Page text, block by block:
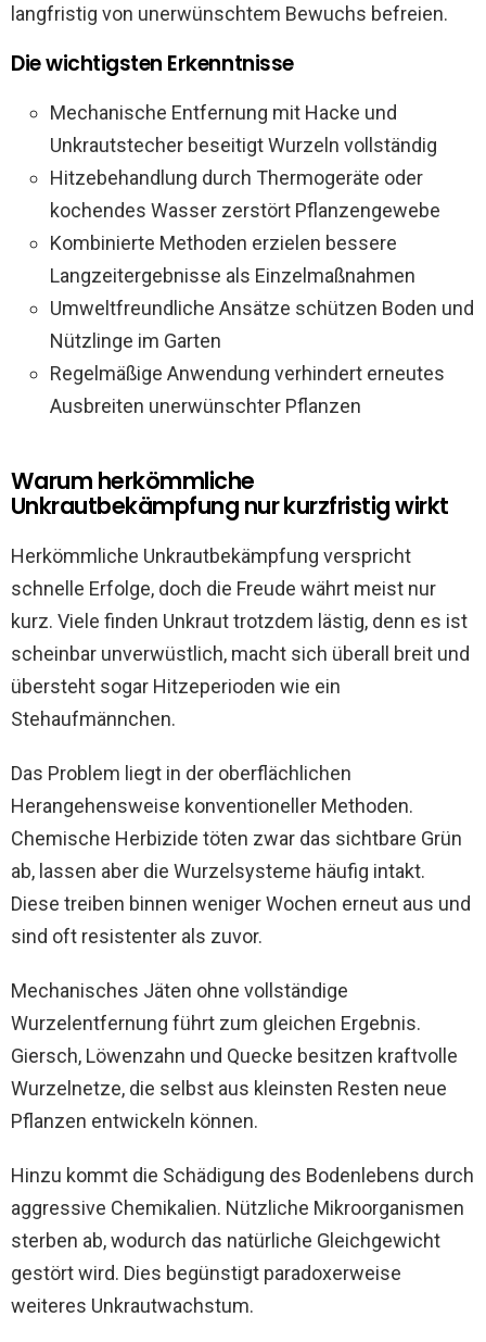
langfristig von unerwünschtem Bewuchs befreien.
Die wichtigsten Erkenntnisse
Mechanische Entfernung mit Hacke und
Unkrautstecher beseitigt Wurzeln vollständig
Hitzebehandlung durch Thermogeräte oder
kochendes Wasser zerstört Pflanzengewebe
Kombinierte Methoden erzielen bessere
Langzeitergebnisse als Einzelmaßnahmen
Umweltfreundliche Ansätze schützen Boden und
Nützlinge im Garten
Regelmäßige Anwendung verhindert erneutes
Ausbreiten unerwünschter Pflanzen
Warum herkömmliche
Unkrautbekämpfung nur kurzfristig wirkt
Herkömmliche Unkrautbekämpfung verspricht
schnelle Erfolge, doch die Freude währt meist nur
kurz. Viele finden Unkraut trotzdem lästig, denn es ist
scheinbar unverwüstlich, macht sich überall breit und
übersteht sogar Hitzeperioden wie ein
Stehaufmännchen.
Das Problem liegt in der oberflächlichen
Herangehensweise konventioneller Methoden.
Chemische Herbizide töten zwar das sichtbare Grün
ab, lassen aber die Wurzelsysteme häufig intakt.
Diese treiben binnen weniger Wochen erneut aus und
sind oft resistenter als zuvor.
Mechanisches Jäten ohne vollständige
Wurzelentfernung führt zum gleichen Ergebnis.
Giersch, Löwenzahn und Quecke besitzen kraftvolle
Wurzelnetze, die selbst aus kleinsten Resten neue
Pflanzen entwickeln können.
Hinzu kommt die Schädigung des Bodenlebens durch
aggressive Chemikalien. Nützliche Mikroorganismen
sterben ab, wodurch das natürliche Gleichgewicht
gestört wird. Dies begünstigt paradoxerweise
weiteres Unkrautwachstum.